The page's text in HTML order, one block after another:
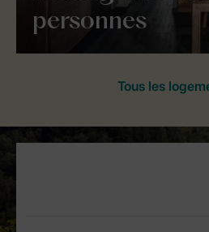
personnes
Tous les